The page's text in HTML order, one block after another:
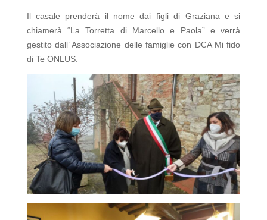
Il casale prenderà il nome dai figli di Graziana e si
chiamerà “La Torretta di Marcello e Paola” e verrà
gestito dall’ Associazione delle famiglie con DCA Mi fido
di Te ONLUS.